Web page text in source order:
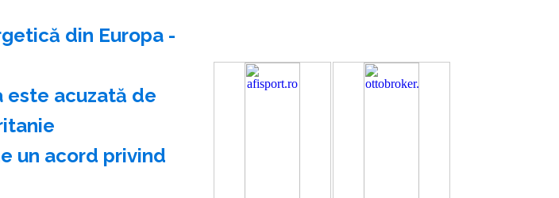
din Europa -
este acuzată de
un acord privind